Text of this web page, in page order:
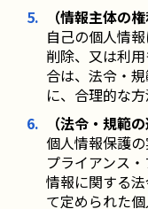
（情報主体の権
自己の個人情
削除、又は利
合は、法令・
に、合理的な方
（法令・規範の
個人情報保護
プライアンス
情報に関する
て定められた